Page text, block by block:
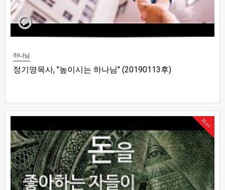
하나님
정기영목사, "높이시는 하나님" (20190113후)
Hot